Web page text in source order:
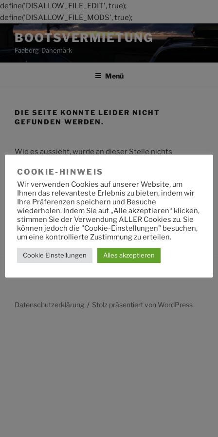
define('DISALLOW_FILE_EDIT', true);
define('DISALLOW_FILE_MODS', true);
Zum
Inhalt
springen
BOOTSVERMIETUNG
Faaborg-Dänemark
Menü
DIE SEITE KONNTE LEIDER NICHT
GEFUNDEN WERDEN.
Wie es aussieht, wurde an dieser Stelle nichts
Suche
nach:
Datenschutzerklärung Stolz präsentiert von WordPress
COOKIE-HINWEIS
Wir verwenden Cookies auf unserer Website, um
Ihnen das relevanteste Erlebnis zu bieten, indem wir
Ihre Präferenzen speichern und Besuche
wiederholen. Indem Sie auf „Alle akzeptieren“ klicken,
stimmen Sie der Verwendung ALLER Cookies zu. Sie
können jedoch die "Cookie-Einstellungen" besuchen,
um eine kontrollierte Zustimmung zu erteilen.
Cookie Einstellungen Alles akzeptieren